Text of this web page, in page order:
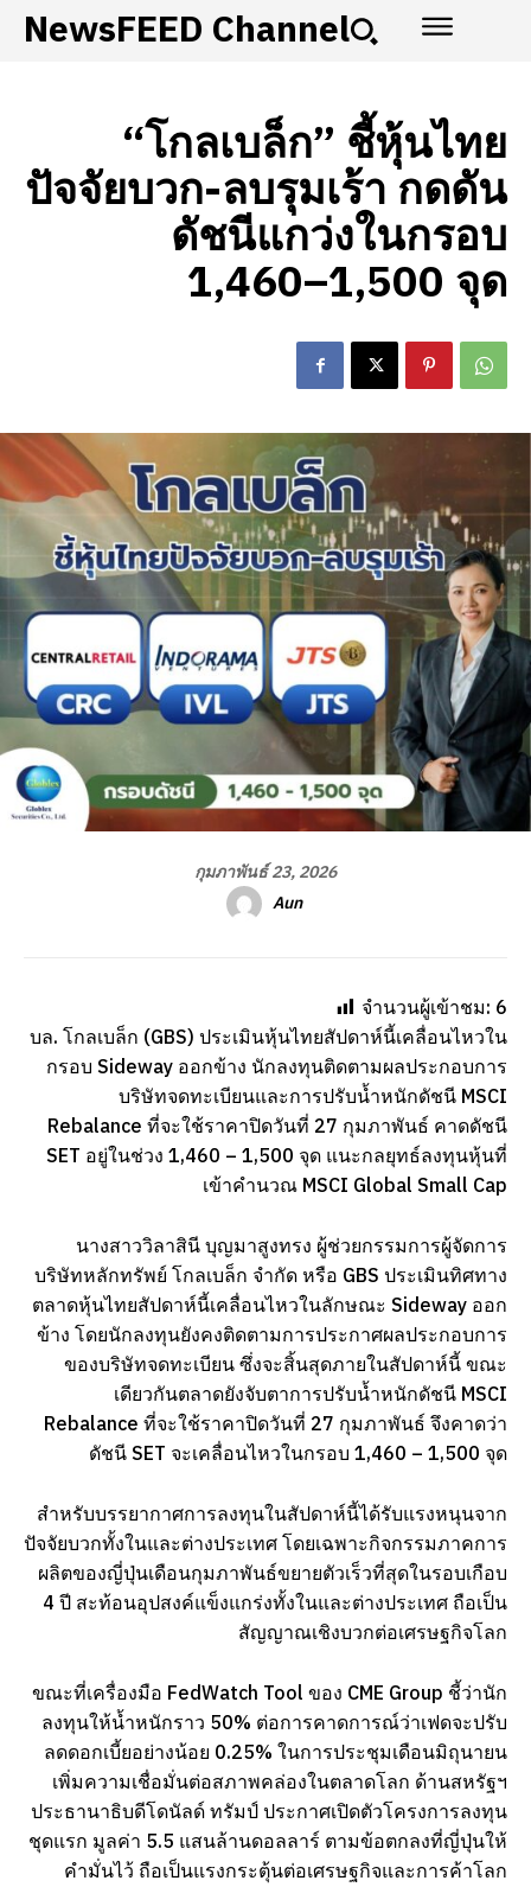
NewsFEED Channel
“โกลเบล็ก” ชี้หุ้นไทย
ปัจจัยบวก-ลบรุมเร้า กดดัน
ดัชนีแกว่งในกรอบ
1,460–1,500 จุด
กุมภาพันธ์ 23, 2026
Aun
จำนวนผู้เข้าชม: 6
บล. โกลเบล็ก (GBS) ประเมินหุ้นไทยสัปดาห์นี้เคลื่อนไหวใน
กรอบ Sideway ออกข้าง นักลงทุนติดตามผลประกอบการ
บริษัทจดทะเบียนและการปรับน้ำหนักดัชนี MSCI
Rebalance ที่จะใช้ราคาปิดวันที่ 27 กุมภาพันธ์ คาดดัชนี
SET อยู่ในช่วง 1,460 – 1,500 จุด แนะกลยุทธ์ลงทุนหุ้นที่
เข้าคำนวณ MSCI Global Small Cap
นางสาววิลาสินี บุญมาสูงทรง ผู้ช่วยกรรมการผู้จัดการ
บริษัทหลักทรัพย์ โกลเบล็ก จำกัด หรือ GBS ประเมินทิศทาง
ตลาดหุ้นไทยสัปดาห์นี้เคลื่อนไหวในลักษณะ Sideway ออก
ข้าง โดยนักลงทุนยังคงติดตามการประกาศผลประกอบการ
ของบริษัทจดทะเบียน ซึ่งจะสิ้นสุดภายในสัปดาห์นี้ ขณะ
เดียวกันตลาดยังจับตาการปรับน้ำหนักดัชนี MSCI
Rebalance ที่จะใช้ราคาปิดวันที่ 27 กุมภาพันธ์ จึงคาดว่า
ดัชนี SET จะเคลื่อนไหวในกรอบ 1,460 – 1,500 จุด
สำหรับบรรยากาศการลงทุนในสัปดาห์นี้ได้รับแรงหนุนจาก
ปัจจัยบวกทั้งในและต่างประเทศ โดยเฉพาะกิจกรรมภาคการ
ผลิตของญี่ปุ่นเดือนกุมภาพันธ์ขยายตัวเร็วที่สุดในรอบเกือบ
4 ปี สะท้อนอุปสงค์แข็งแกร่งทั้งในและต่างประเทศ ถือเป็น
สัญญาณเชิงบวกต่อเศรษฐกิจโลก
ขณะที่เครื่องมือ FedWatch Tool ของ CME Group ชี้ว่านัก
ลงทุนให้น้ำหนักราว 50% ต่อการคาดการณ์ว่าเฟดจะปรับ
ลดดอกเบี้ยอย่างน้อย 0.25% ในการประชุมเดือนมิถุนายน
เพิ่มความเชื่อมั่นต่อสภาพคล่องในตลาดโลก ด้านสหรัฐฯ
ประธานาธิบดีโดนัลด์ ทรัมป์ ประกาศเปิดตัวโครงการลงทุน
ชุดแรก มูลค่า 5.5 แสนล้านดอลลาร์ ตามข้อตกลงที่ญี่ปุ่นให้
คำมั่นไว้ ถือเป็นแรงกระตุ้นต่อเศรษฐกิจและการค้าโลก